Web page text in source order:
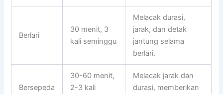
Berlari
30 menit, 3
kali seminggu
Melacak durasi,
jarak, dan detak
jantung selama
berlari.
Bersepeda
30-60 menit,
2-3 kali
Melacak jarak dan
durasi, memberikan